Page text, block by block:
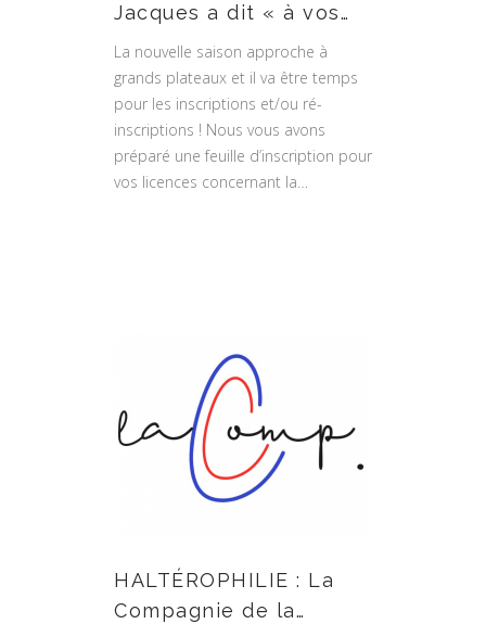
Jacques a dit « à vos…
La nouvelle saison approche à
grands plateaux et il va être temps
pour les inscriptions et/ou ré-
inscriptions ! Nous vous avons
préparé une feuille d’inscription pour
vos licences concernant la…
HALTÉROPHILIE : La
Compagnie de la…